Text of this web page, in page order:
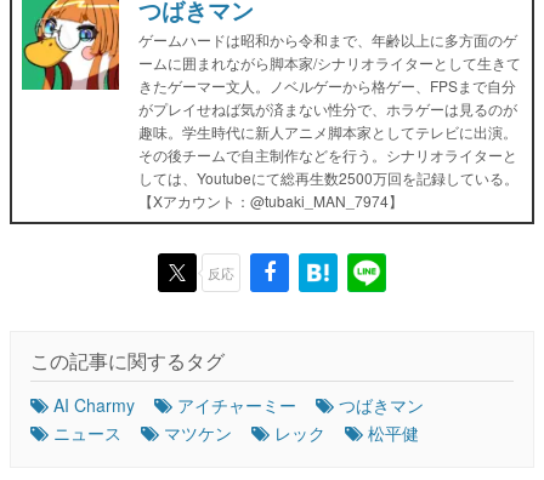
つばきマン
ゲームハードは昭和から令和まで、年齢以上に多方面のゲ
ームに囲まれながら脚本家/シナリオライターとして生きて
きたゲーマー文人。ノベルゲーから格ゲー、FPSまで自分
がプレイせねば気が済まない性分で、ホラゲーは見るのが
趣味。学生時代に新人アニメ脚本家としてテレビに出演。
その後チームで自主制作などを行う。シナリオライターと
しては、Youtubeにて総再生数2500万回を記録している。
【Xアカウント：@tubaki_MAN_7974】
反応
この記事に関するタグ
AI Charmy アイチャーミー
つばきマン
ニュース
マツケン レック 松平健